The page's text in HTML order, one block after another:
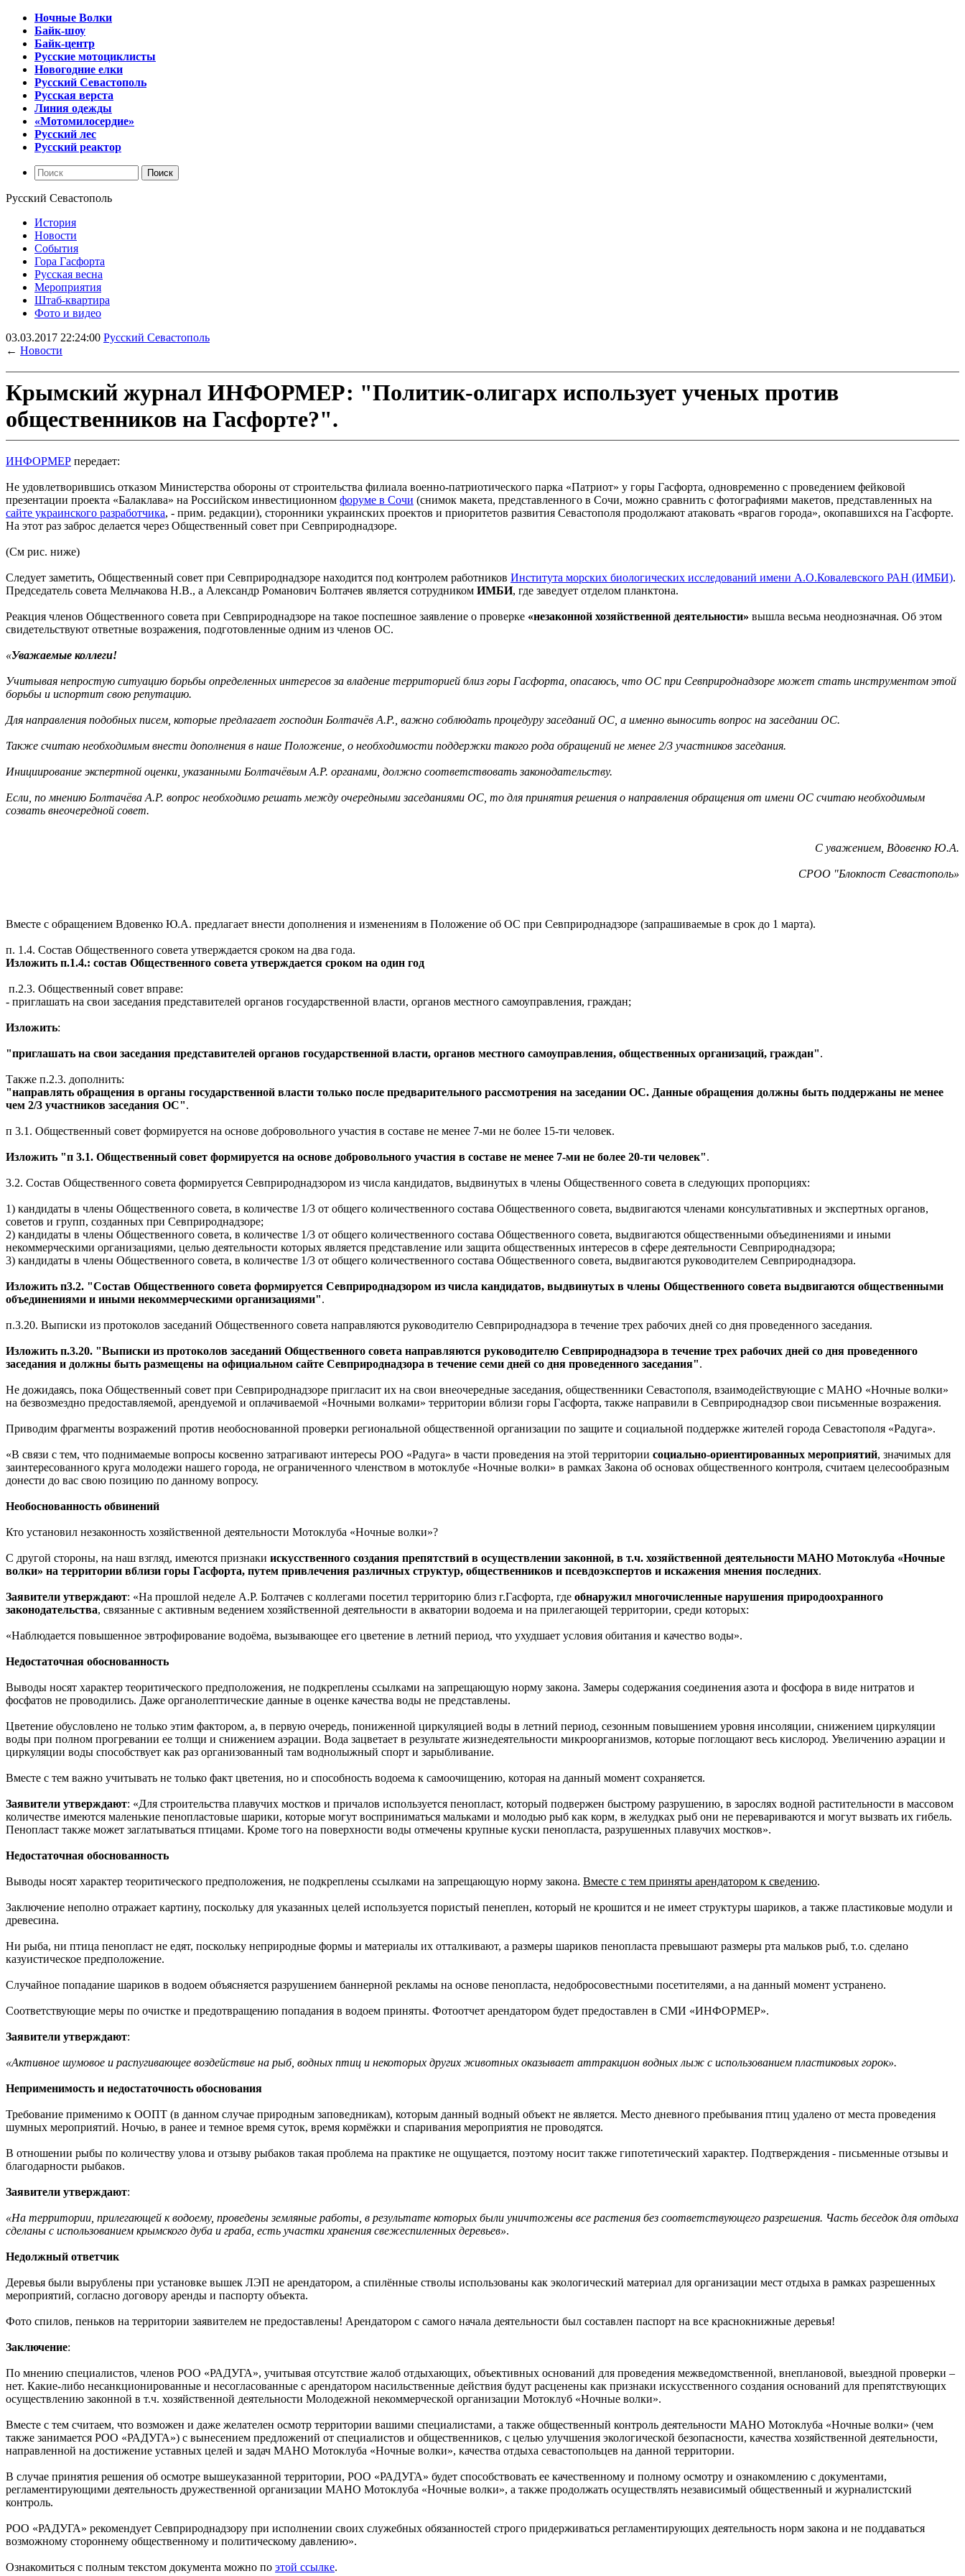
Ночные Волки
Байк-шоу
Байк-центр
Русские мотоциклисты
Новогодние елки
Русский Севастополь
Русская верста
Линия одежды
«Мотомилосердие»
Русский лес
Русский реактор
Русский Севастополь
История
Новости
События
Гора Гасфорта
Русская весна
Мероприятия
Штаб-квартира
Фото и видео
03.03.2017 22:24:00 Русский Севастополь
← Новости
Крымский журнал ИНФОРМЕР: "Политик-олигарх использует ученых против
общественников на Гасфорте?".
ИНФОРМЕР передает:
Не удовлетворившись отказом Министерства обороны от строительства филиала военно-патриотического парка «Патриот» у горы Гасфорта, одновременно с проведением фейковой
презентации проекта «Балаклава» на Российском инвестиционном форуме в Сочи (снимок макета, представленного в Сочи, можно сравнить с фотографиями макетов, представленных на
сайте украинского разработчика, - прим. редакции), сторонники украинских проектов и приоритетов развития Севастополя продолжают атаковать «врагов города», окопавшихся на Гасфорте.
На этот раз заброс делается через Общественный совет при Севприроднадзоре.
(См рис. ниже)
Следует заметить, Общественный совет при Севприроднадзоре находится под контролем работников Института морских биологических исследований имени А.О.Ковалевского РАН (ИМБИ).
Председатель совета Мельчакова Н.В., а Александр Романович Болтачев является сотрудником ИМБИ, где заведует отделом планктона.
Реакция членов Общественного совета при Севприроднадзоре на такое поспешное заявление о проверке «незаконной хозяйственной деятельности» вышла весьма неоднозначная. Об этом
свидетельствуют ответные возражения, подготовленные одним из членов ОС.
«Уважаемые коллеги!
Учитывая непростую ситуацию борьбы определенных интересов за владение территорией близ горы Гасфорта, опасаюсь, что ОС при Севприроднадзоре может стать инструментом этой
борьбы и испортит свою репутацию.
Для направления подобных писем, которые предлагает господин Болтачёв А.Р., важно соблюдать процедуру заседаний ОС, а именно выносить вопрос на заседании ОС.
Также считаю необходимым внести дополнения в наше Положение, о необходимости поддержки такого рода обращений не менее 2/3 участников заседания.
Инициирование экспертной оценки, указанными Болтачёвым А.Р. органами, должно соответствовать законодательству.
Если, по мнению Болтачёва А.Р. вопрос необходимо решать между очередными заседаниями ОС, то для принятия решения о направления обращения от имени ОС считаю необходимым
созвать внеочередной совет.
С уважением, Вдовенко Ю.А.
СРОО "Блокпост Севастополь»
Вместе с обращением Вдовенко Ю.А. предлагает внести дополнения и изменениям в Положение об ОС при Севприроднадзоре (запрашиваемые в срок до 1 марта).
п. 1.4. Состав Общественного совета утверждается сроком на два года.
Изложить п.1.4.: состав Общественного совета утверждается сроком на один год
п.2.3. Общественный совет вправе:
- приглашать на свои заседания представителей органов государственной власти, органов местного самоуправления, граждан;
Изложить:
"приглашать на свои заседания представителей органов государственной власти, органов местного самоуправления, общественных организаций, граждан".
Также п.2.3. дополнить:
"направлять обращения в органы государственной власти только после предварительного рассмотрения на заседании ОС. Данные обращения должны быть поддержаны не менее
чем 2/3 участников заседания ОС".
п 3.1. Общественный совет формируется на основе добровольного участия в составе не менее 7-ми не более 15-ти человек.
Изложить "п 3.1. Общественный совет формируется на основе добровольного участия в составе не менее 7-ми не более 20-ти человек".
3.2. Состав Общественного совета формируется Севприроднадзором из числа кандидатов, выдвинутых в члены Общественного совета в следующих пропорциях:
1) кандидаты в члены Общественного совета, в количестве 1/3 от общего количественного состава Общественного совета, выдвигаются членами консультативных и экспертных органов,
советов и групп, созданных при Севприроднадзоре;
2) кандидаты в члены Общественного совета, в количестве 1/3 от общего количественного состава Общественного совета, выдвигаются общественными объединениями и иными
некоммерческими организациями, целью деятельности которых является представление или защита общественных интересов в сфере деятельности Севприроднадзора;
3) кандидаты в члены Общественного совета, в количестве 1/3 от общего количественного состава Общественного совета, выдвигаются руководителем Севприроднадзора.
Изложить п3.2. "Состав Общественного совета формируется Севприроднадзором из числа кандидатов, выдвинутых в члены Общественного совета выдвигаются общественными
объединениями и иными некоммерческими организациями".
п.3.20. Выписки из протоколов заседаний Общественного совета направляются руководителю Севприроднадзора в течение трех рабочих дней со дня проведенного заседания.
Изложить п.3.20. "Выписки из протоколов заседаний Общественного совета направляются руководителю Севприроднадзора в течение трех рабочих дней со дня проведенного
заседания и должны быть размещены на официальном сайте Севприроднадзора в течение семи дней со дня проведенного заседания".
Не дожидаясь, пока Общественный совет при Севприроднадзоре пригласит их на свои внеочередные заседания, общественники Севастополя, взаимодействующие с МАНО «Ночные волки»
на безвозмездно предоставляемой, арендуемой и оплачиваемой «Ночными волками» территории вблизи горы Гасфорта, также направили в Севприроднадзор свои письменные возражения.
Приводим фрагменты возражений против необоснованной проверки региональной общественной организации по защите и социальной поддержке жителей города Севастополя «Радуга».
«В связи с тем, что поднимаемые вопросы косвенно затрагивают интересы РОО «Радуга» в части проведения на этой территории социально-ориентированных мероприятий, значимых для
заинтересованного круга молодежи нашего города, не ограниченного членством в мотоклубе «Ночные волки» в рамках Закона об основах общественного контроля, считаем целесообразным
донести до вас свою позицию по данному вопросу.
Необоснованность обвинений
Кто установил незаконность хозяйственной деятельности Мотоклуба «Ночные волки»?
С другой стороны, на наш взгляд, имеются признаки искусственного создания препятствий в осуществлении законной, в т.ч. хозяйственной деятельности МАНО Мотоклуба «Ночные
волки» на территории вблизи горы Гасфорта, путем привлечения различных структур, общественников и псевдоэкспертов и искажения мнения последних.
Заявители утверждают: «На прошлой неделе А.Р. Болтачев с коллегами посетил территорию близ г.Гасфорта, где обнаружил многочисленные нарушения природоохранного
законодательства, связанные с активным ведением хозяйственной деятельности в акватории водоема и на прилегающей территории, среди которых:
«Наблюдается повышенное эвтрофирование водоёма, вызывающее его цветение в летний период, что ухудшает условия обитания и качество воды».
Недостаточная обоснованность
Выводы носят характер теоритического предположения, не подкреплены ссылками на запрещающую норму закона. Замеры содержания соединения азота и фосфора в виде нитратов и
фосфатов не проводились. Даже органолептические данные в оценке качества воды не представлены.
Цветение обусловлено не только этим фактором, а, в первую очередь, пониженной циркуляцией воды в летний период, сезонным повышением уровня инсоляции, снижением циркуляции
воды при полном прогревании ее толщи и снижением аэрации. Вода зацветает в результате жизнедеятельности микроорганизмов, которые поглощают весь кислород. Увеличению аэрации и
циркуляции воды способствует как раз организованный там воднолыжный спорт и зарыбливание.
Вместе с тем важно учитывать не только факт цветения, но и способность водоема к самоочищению, которая на данный момент сохраняется.
Заявители утверждают: «Для строительства плавучих мостков и причалов используется пенопласт, который подвержен быстрому разрушению, в зарослях водной растительности в массовом
количестве имеются маленькие пенопластовые шарики, которые могут восприниматься мальками и молодью рыб как корм, в желудках рыб они не перевариваются и могут вызвать их гибель.
Пенопласт также может заглатываться птицами. Кроме того на поверхности воды отмечены крупные куски пенопласта, разрушенных плавучих мостков».
Недостаточная обоснованность
Выводы носят характер теоритического предположения, не подкреплены ссылками на запрещающую норму закона. Вместе с тем приняты арендатором к сведению.
Заключение неполно отражает картину, поскольку для указанных целей используется пористый пенеплен, который не крошится и не имеет структуры шариков, а также пластиковые модули и
древесина.
Ни рыба, ни птица пенопласт не едят, поскольку неприродные формы и материалы их отталкивают, а размеры шариков пенопласта превышают размеры рта мальков рыб, т.о. сделано
казуистическое предположение.
Случайное попадание шариков в водоем объясняется разрушением баннерной рекламы на основе пенопласта, недобросовестными посетителями, а на данный момент устранено.
Соответствующие меры по очистке и предотвращению попадания в водоем приняты. Фотоотчет арендатором будет предоставлен в СМИ «ИНФОРМЕР».
Заявители утверждают:
«Активное шумовое и распугивающее воздействие на рыб, водных птиц и некоторых других животных оказывает аттракцион водных лыж с использованием пластиковых горок».
Неприменимость и недостаточность обоснования
Требование применимо к ООПТ (в данном случае природным заповедникам), которым данный водный объект не является. Место дневного пребывания птиц удалено от места проведения
шумных мероприятий. Ночью, в ранее и темное время суток, время кормёжки и спаривания мероприятия не проводятся.
В отношении рыбы по количеству улова и отзыву рыбаков такая проблема на практике не ощущается, поэтому носит также гипотетический характер. Подтверждения - письменные отзывы и
благодарности рыбаков.
Заявители утверждают:
«На территории, прилегающей к водоему, проведены земляные работы, в результате которых были уничтожены все растения без соответствующего разрешения. Часть беседок для отдыха
сделаны с использованием крымского дуба и граба, есть участки хранения свежеспиленных деревьев».
Недолжный ответчик
Деревья были вырублены при установке вышек ЛЭП не арендатором, а спилённые стволы использованы как экологический материал для организации мест отдыха в рамках разрешенных
мероприятий, согласно договору аренды и паспорту объекта.
Фото спилов, пеньков на территории заявителем не предоставлены! Арендатором с самого начала деятельности был составлен паспорт на все краснокнижные деревья!
Заключение:
По мнению специалистов, членов РОО «РАДУГА», учитывая отсутствие жалоб отдыхающих, объективных оснований для проведения межведомственной, внеплановой, выездной проверки –
нет. Какие-либо несанкционированные и несогласованные с арендатором насильственные действия будут расценены как признаки искусственного создания оснований для препятствующих
осуществлению законной в т.ч. хозяйственной деятельности Молодежной некоммерческой организации Мотоклуб «Ночные волки».
Вместе с тем считаем, что возможен и даже желателен осмотр территории вашими специалистами, а также общественный контроль деятельности МАНО Мотоклуба «Ночные волки» (чем
также занимается РОО «РАДУГА») с вынесением предложений от специалистов и общественников, с целью улучшения экологической безопасности, качества хозяйственной деятельности,
направленной на достижение уставных целей и задач МАНО Мотоклуба «Ночные волки», качества отдыха севастопольцев на данной территории.
В случае принятия решения об осмотре вышеуказанной территории, РОО «РАДУГА» будет способствовать ее качественному и полному осмотру и ознакомлению с документами,
регламентирующими деятельность дружественной организации МАНО Мотоклуба «Ночные волки», а также продолжать осуществлять независимый общественный и журналистский
контроль.
РОО «РАДУГА» рекомендует Севприроднадзору при исполнении своих служебных обязанностей строго придерживаться регламентирующих деятельность норм закона и не поддаваться
возможному стороннему общественному и политическому давлению».
Ознакомиться с полным текстом документа можно по этой ссылке.